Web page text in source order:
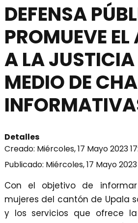
DEFENSA
PROMUEVE
A LA JUSTICIA
MEDIO DE
Detalles
Creado: Miércoles, 17 Mayo 2023
Publicado: Miércoles, 17 Mayo 2023
Con el objetivo de
mujeres del cantón de Upala
y los servicios que ofrece la